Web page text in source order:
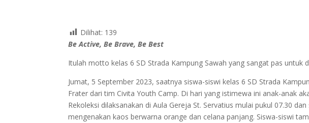
Dilihat: 139
Be Active, Be Brave, Be Best
Itulah motto kelas 6 SD Strada Kampung Sawah yang sangat pas untuk
Jumat, 5 September 2023, saatnya siswa-siswi kelas 6 SD Strada
Frater dari tim Civita Youth Camp. Di hari yang istimewa ini anak-anak
Rekoleksi dilaksanakan di Aula Gereja St. Servatius mulai pukul 07.30
mengenakan kaos berwarna orange dan celana panjang. Siswa-siswi